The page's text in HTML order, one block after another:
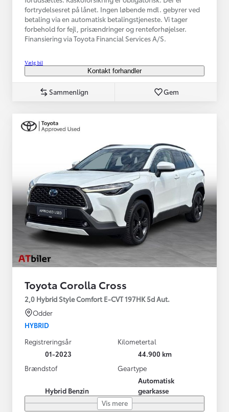
fortrydelsesret på lånet. Ingen løbende mdl. gebyrer ved
betaling via en automatisk betalingstjeneste. Vi tager
forbehold for fejl, prisændringer og renteforhøjelser.
Finansiering via Toyota Financial Services A/S.
Vælg bil
Kontakt forhandler
Sammenlign Gem
Toyota Corolla Cross
2,0 Hybrid Style Comfort E-CVT 197HK 5d Aut.
Odder
HYBRID
Registreringsår
01-2023
Kilometertal
44.900 km
Brændstof
Hybrid Benzin
Geartype
Automatisk
gearkasse
Vis mere